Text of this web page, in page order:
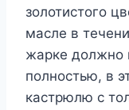
золотистого
масле в
жарке должно
полностью, в
кастрюлю с